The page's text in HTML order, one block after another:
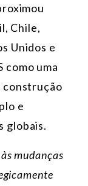
Chile,
Unidos e
como uma
construção
e
globais.
mudanças